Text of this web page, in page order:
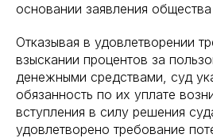
основании заявления
Отказывая в удовлетворении
взыскании процентов за
денежными средствами, суд
обязанность по их уплате
вступления в силу решения
удовлетворено требование